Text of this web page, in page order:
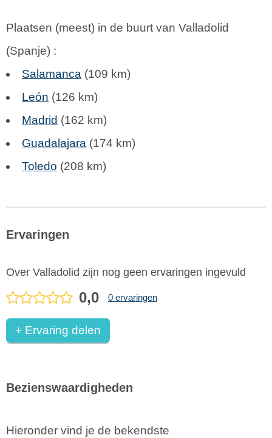
Plaatsen (meest) in de buurt van Valladolid
(Spanje) :
Salamanca (109 km)
León (126 km)
Madrid (162 km)
Guadalajara (174 km)
Toledo (208 km)
Ervaringen
Over Valladolid zijn nog geen ervaringen ingevuld
0,0 0 ervaringen
+ Ervaring delen
Bezienswaardigheden
Hieronder vind je de bekendste